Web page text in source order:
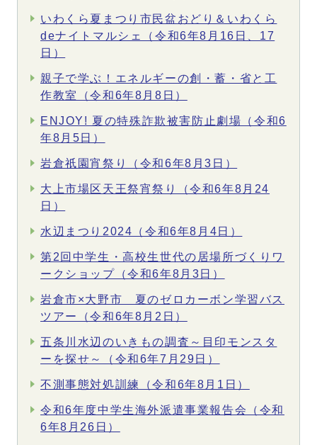
いわくら夏まつり市民盆おどり＆いわくら
deナイトマルシェ（令和6年8月16日、17
日）
親子で学ぶ！エネルギーの創・蓄・省と工
作教室（令和6年8月8日）
ENJOY! 夏の特殊詐欺被害防止劇場（令和6
年8月5日）
岩倉祇園宵祭り（令和6年8月3日）
大上市場区天王祭宵祭り（令和6年8月24
日）
水辺まつり2024（令和6年8月4日）
第2回中学生・高校生世代の居場所づくりワ
ークショップ（令和6年8月3日）
岩倉市×大野市 夏のゼロカーボン学習バス
ツアー（令和6年8月2日）
五条川水辺のいきもの調査～目印モンスタ
ーを探せ～（令和6年7月29日）
不測事態対処訓練（令和6年8月1日）
令和6年度中学生海外派遣事業報告会（令和
6年8月26日）